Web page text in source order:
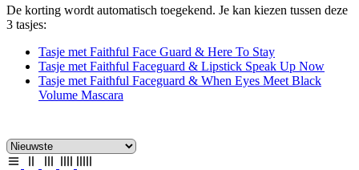
De korting wordt automatisch toegekend. Je kan kiezen tussen deze
3 tasjes:
Tasje met Faithful Face Guard & Here To Stay
Tasje met Faithful Faceguard & Lipstick Speak Up Now
Tasje met Faithful Faceguard & When Eyes Meet Black
Volume Mascara